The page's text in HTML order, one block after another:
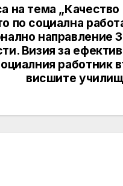
на тема „Качество
по социална
направление
Визия за
работник
висшите